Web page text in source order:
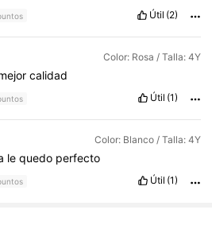
Útil (2)
Color: Rosa / Talla: 4Y
calidad
Útil (1)
Color: Blanco / Talla: 4Y
lequedo perfecto
Útil (1)